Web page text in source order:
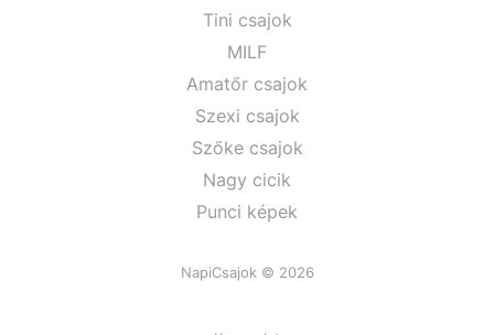
Tini csajok
MILF
Amatőr csajok
Szexi csajok
Szőke csajok
Nagy cicik
Punci képek
NapiCsajok © 2026